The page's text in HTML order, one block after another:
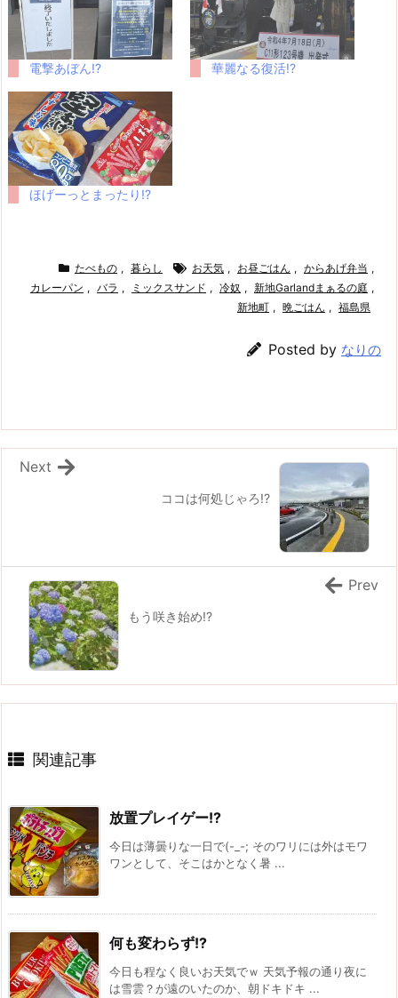
電撃あぼん!? 華麗なる復活!?
ほげーっとまったり!?
たべもの , 暮らし お天気 , お昼ごはん , からあげ弁当 ,
カレーパン , バラ , ミックスサンド , 冷奴 , 新地Garlandまぁるの庭 ,
新地町 , 晩ごはん , 福島県
Posted by なりの
ココは何処じゃろ!?
Next
もう咲き始め!?
Prev
関連記事
放置プレイゲー!?
今日は薄曇りな一日で(-_-; そのワリには外はモワ
ワンとして、そこはかとなく暑 ...
何も変わらず!?
今日も程なく良いお天気でｗ 天気予報の通り夜に
は雪雲？が遠のいたのか、朝ドキドキ ...